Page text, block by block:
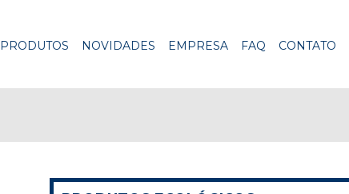
PRODUTOS NOVIDADES EMPRESA FAQ CONTATO